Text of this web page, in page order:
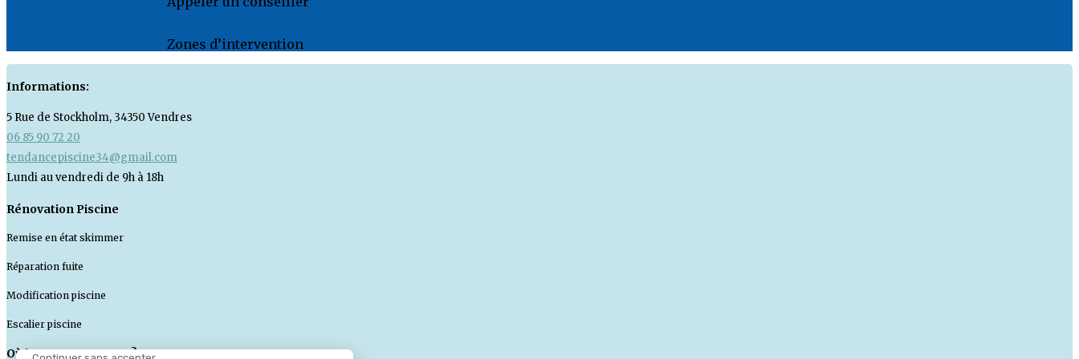
Zones d’intervention
Informations:
5 Rue de Stockholm, 34350 Vendres
06 85 90 72 20
tendancepiscine34@gmail.com
Lundi au vendredi de 9h à 18h
Rénovation Piscine
Remise en état skimmer
Réparation fuite
Modification piscine
Escalier piscine
Où intervenons nous ?